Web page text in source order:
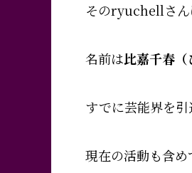
そのryuchellさん
名前は比嘉千春（
すでに芸能界を
現在の活動も含め